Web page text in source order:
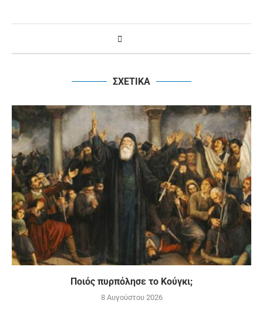
ΣΧΕΤΙΚΑ
Ποιός πυρπόλησε το Κούγκι;
8 Αυγούστου 2026